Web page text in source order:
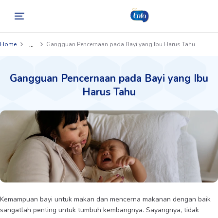
Home ... Gangguan Pencernaan pada Bayi yang Ibu Harus Tahu
Gangguan Pencernaan pada Bayi yang Ibu
Harus Tahu
Kemampuan bayi untuk makan dan mencerna makanan dengan baik
sangatlah penting untuk tumbuh kembangnya. Sayangnya, tidak